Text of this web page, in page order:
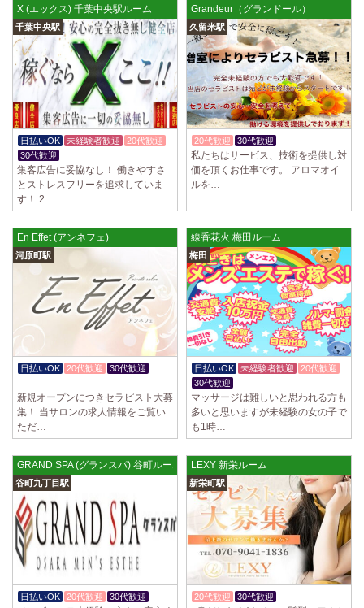
X (エックス) 千葉中央駅ルーム
千葉中央駅
日払いOK 未経験者歓迎
20代歓迎
30代歓迎
集客広告に妥協なし！ 働きやすさ
とストレスフリーを追求していま
す！ 2…
Grandeur（グランドール）
久留米駅
20代歓迎 30代歓迎
私たちはサービス、技術を提供し対
価を頂くお仕事です。 アロマオイ
ルを…
En Effet (アンネフェ)
河原町駅
日払いOK 20代歓迎
30代歓迎
新規オープンにつきセラピスト大募
集！ 当サロンの求人情報をご覧い
ただ…
線香花火 梅田ルーム
梅田
日払いOK 未経験者歓迎
20代歓迎
30代歓迎
マッサージは難しいと思われる方も
多いと思いますが未経験の女の子で
も1時…
GRAND SPA (グランスパ) 谷町ルーム
谷町九丁目駅
日払いOK 20代歓迎 30代歓迎
LEXY 新栄ルーム
新栄町駅
20代歓迎 30代歓迎